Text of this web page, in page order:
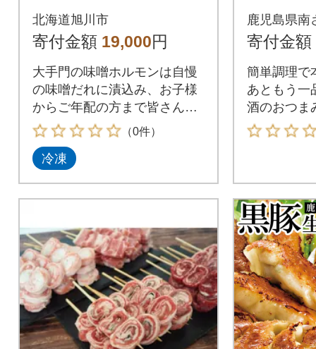
ホルモン 180g×8パッ
ク_01448
北海道旭川市
寄付金額 19,000円
大手門の味噌ホルモンは自慢
の味噌だれに漬込み、お子様
からご年配の方まで皆さんが
食べやすい味です。
（0件）
冷凍
煮込み
kg もつ
鹿児島県南
寄付金額
簡単調理で
あともう一
酒のおつま